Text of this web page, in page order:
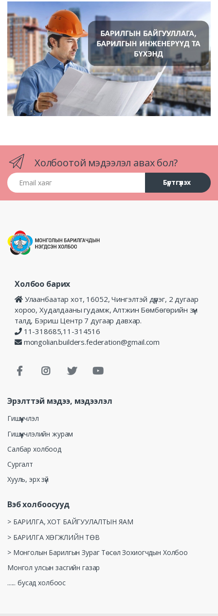
Холбоотой мэдээлэл авах бол?
Email хаяг
Бүртгүүлэх
Холбоо барих
Улаанбаатар хот, 16052, Чингэлтэй дүүрэг, 2 дугаар
хороо, Худалдааны гудамж, Алтжин Бөмбөгөрийн зүүн
талд, Бэриш Центр 7 дугаар давхар.
11-318685,11-314516
mongolian.builders.federation@gmail.com
Эрэлттэй мэдээ, мэдээлэл
Гишүүнчлэл
Гишүүнчлэлийн журам
Салбар холбоод
Сургалт
Хууль, эрх зүй
Вэб холбоосууд
> БАРИЛГА, ХОТ БАЙГУУЛАЛТЫН ЯАМ
> БАРИЛГА ХӨГЖЛИЙН ТӨВ
> Монголын Барилгын Зураг Төсөл Зохиогчдын Холбоо
Монгол улсын засгийн газар
...... бусад холбоос